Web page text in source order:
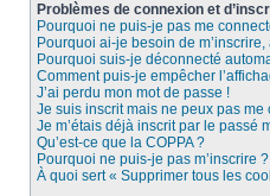
Problèmes de connexion et
Pourquoi ne puis-je pas me
Pourquoi ai-je besoin de m’inscrire,
Pourquoi suis-je déconnecté
Comment puis-je empêcher
J’ai perdu mon mot de passe !
Je suis inscrit mais ne peux pas me
Je m’étais déjà inscrit par le passé
Qu’est-ce que la COPPA ?
Pourquoi ne puis-je pas m’inscrire ?
À quoi sert « Supprimer tous les